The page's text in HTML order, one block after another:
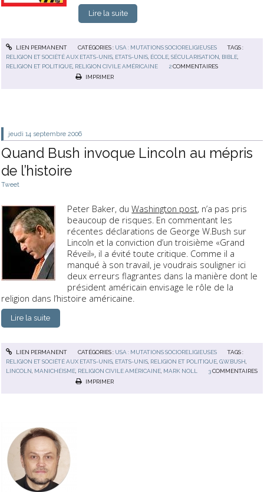
Lire la suite
LIEN PERMANENT CATÉGORIES : USA : MUTATIONS SOCIORELIGIEUSES
TAGS :
RELIGION ET SOCIÉTÉ AUX ETATS-UNIS ETATS-UNIS ÉCOLE ,SÉCULARISATION BIBLE
RELIGION ET POLITIQUE RELIGION CIVILE AMÉRICAINE 2 COMMENTAIRES
IMPRIMER
jeudi 14 septembre 2006
Quand Bush invoque Lincoln au mépris
de l’histoire
Tweet
Peter Baker, duWashington post, n’a pas pris
beaucoup de risques. En commentant les
récentes déclarations de George W.Bush sur
Lincoln et la conviction d’un troisième «Grand
Réveil», il a évité toute critique. Comme il a
manqué à son travail, je voudrais souligner ici
deux erreurs flagrantes dans la manière dont le
président américain envisage le rôle de la
religion dans l’histoire américaine.
Lire la suite
LIEN PERMANENT CATÉGORIES : USA : MUTATIONS SOCIORELIGIEUSES
TAGS :
RELIGION ET SOCIÉTÉ AUX ETATS-UNIS ETATS-UNIS RELIGION ET POLITIQUE ,G.W.BUSH
LINCOLN MANICHÉISME RELIGION CIVILE AMÉRICAINE MARK NOLL 3 COMMENTAIRES
IMPRIMER